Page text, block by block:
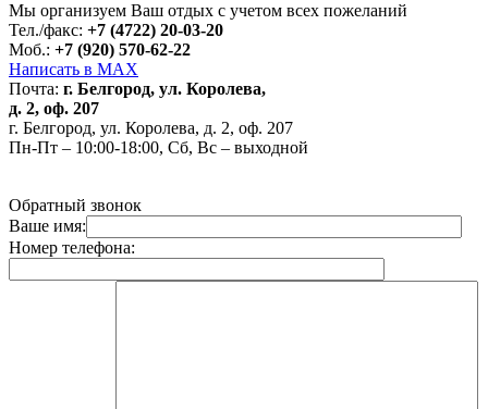
Мы организуем Ваш отдых с учетом всех пожеланий
Тел./факс: +7 (4722) 20-03-20
Моб.: +7 (920) 570-62-22
Написать в MAX
Почта: г. Белгород, ул. Королева,
д. 2, оф. 207
г. Белгород, ул. Королева, д. 2, оф. 207
Пн-Пт – 10:00-18:00, Сб, Вс – выходной
Обратный звонок
Ваше имя:
Номер телефона: